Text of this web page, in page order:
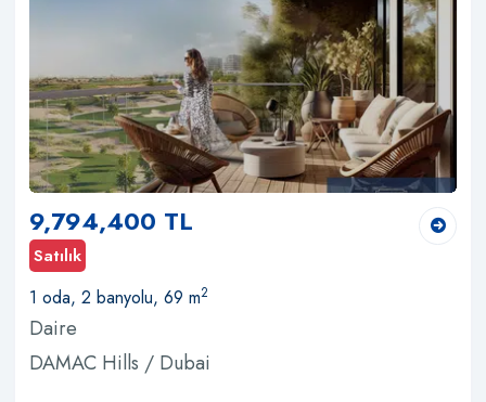
9,794,400 TL
Satılık
1 oda, 2 banyolu, 69 m2
Daire
DAMAC Hills / Dubai